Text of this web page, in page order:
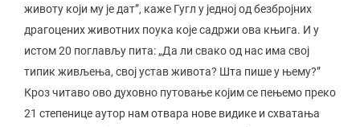
животу који му је дат”, каже Гугл у једној од безбројних
драгоцених животних поука које садржи ова књига. И у
истом 20 поглављу пита: „Да ли свако од нас има свој
типик живљења, свој устав живота? Шта пише у њему?”
Кроз читаво ово духовно путовање којим се пењемо преко
21 степенице аутор нам отвара нове видике и схватања